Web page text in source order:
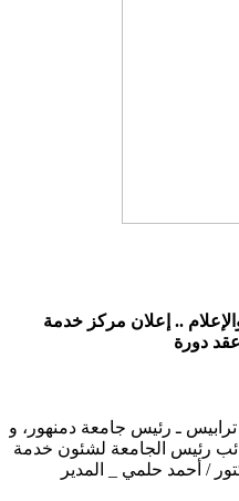
.. إعلان مركز خدمة
دورة
تحت رعاية الأستاذ الدكتور / إلهامي ترابيس ـ رئيس جامعة دمنهور، و
نائب رئيس الجامعة لشئون خدمة
/ أحمد حلمي _ المدير